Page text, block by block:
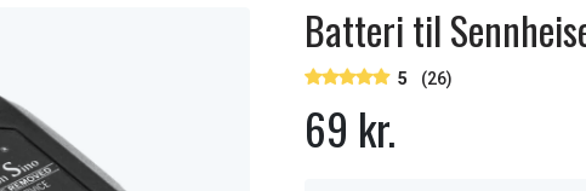
Batteri til
5 (26)
69 kr.